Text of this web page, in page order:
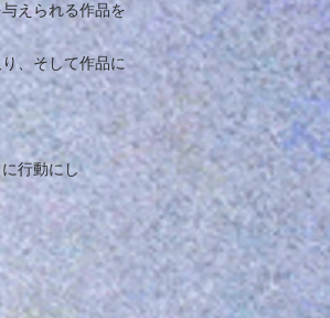
えられる作品を
、そして作品に
行動にし